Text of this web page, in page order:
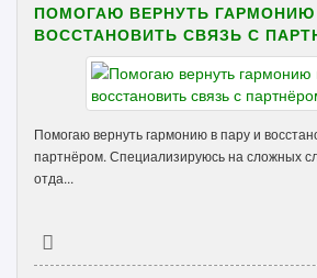
ПОМОГАЮ ВЕРНУТЬ ГАРМОНИЮ
ВОССТАНОВИТЬ СВЯЗЬ С
Помогаю вернуть гармонию в пару и
партнёром. Специализируюсь на сложных
отда...